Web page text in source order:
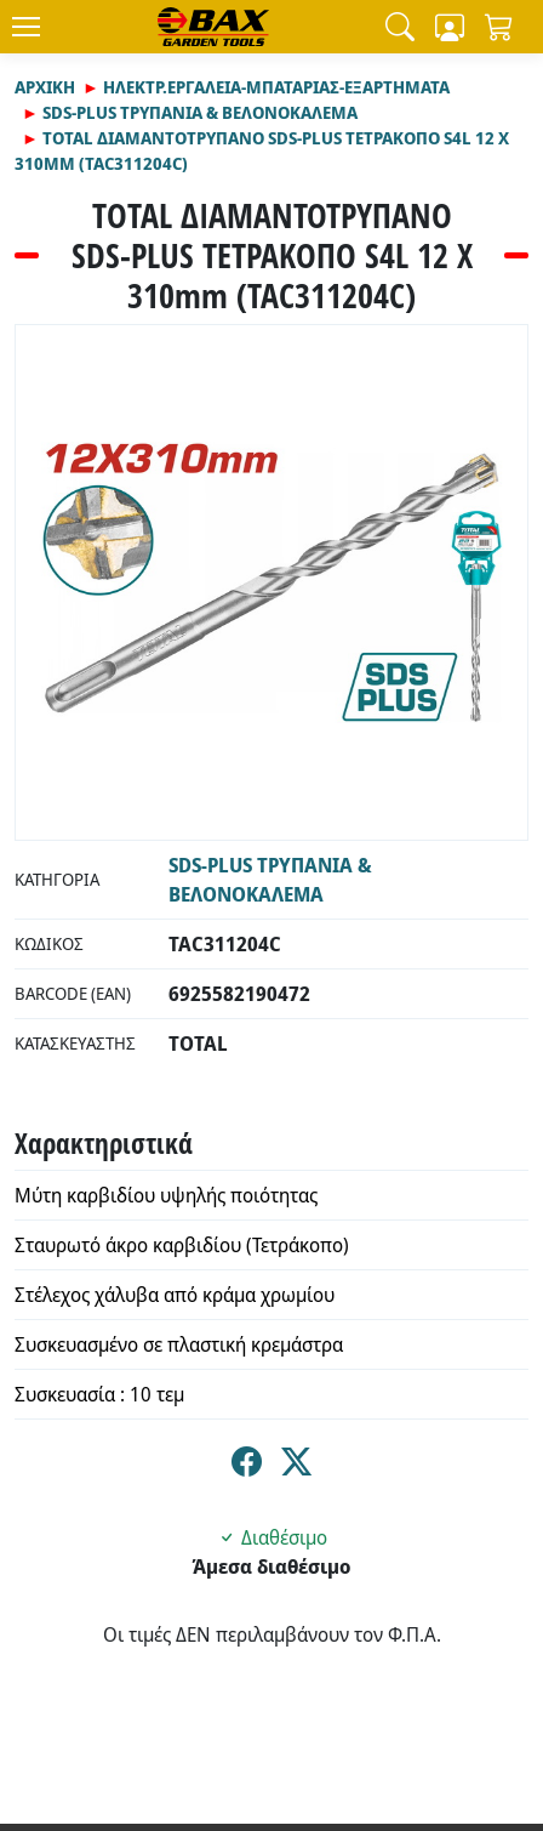
ΑΡΧΙΚΉ
ΗΛΕΚΤΡ.ΕΡΓΑΛΕΙΑ-ΜΠΑΤΑΡΙΑΣ-ΕΞΑΡΤΗΜΑΤΑ
SDS-PLUS ΤΡΥΠΑΝΙΑ & ΒΕΛΟΝΟΚΑΛΕΜΑ
TOTAL ΔΙΑΜΑΝΤΟΤΡΥΠΑΝΟ SDS-PLUS ΤΕΤΡΑΚΟΠΟ S4L 12 X
310MM (TAC311204C)
TOTAL ΔΙΑΜΑΝΤΟΤΡΥΠΑΝΟ
SDS-PLUS ΤΕΤΡΑΚΟΠΟ S4L 12 X
310mm (TAC311204C)
ΚΑΤΗΓΟΡΊΑ
SDS-PLUS ΤΡΥΠΑΝΙΑ &
ΒΕΛΟΝΟΚΑΛΕΜΑ
ΚΩΔΙΚΌΣ TAC311204C
BARCODE (EAN) 6925582190472
ΚΑΤΑΣΚΕΥΑΣΤΉΣ TOTAL
Χαρακτηριστικά
Μύτη καρβιδίου υψηλής ποιότητας
Σταυρωτό άκρο καρβιδίου (Τετράκοπο)
Στέλεχος χάλυβα από κράμα χρωμίου
Συσκευασμένο σε πλαστική κρεμάστρα
Συσκευασία : 10 τεμ
Διαθέσιμο
Άμεσα διαθέσιμο
Οι τιμές ΔΕΝ περιλαμβάνουν τον Φ.Π.Α.